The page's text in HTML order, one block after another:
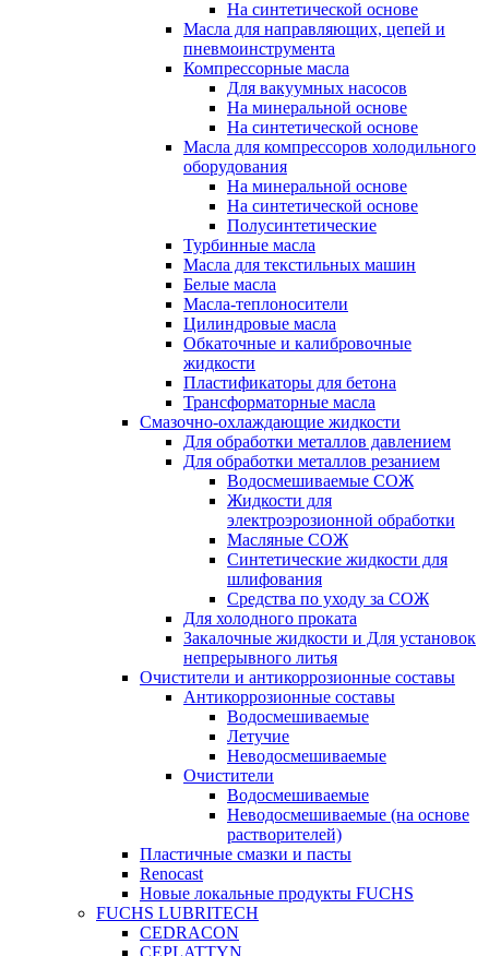
На синтетической основе
Масла для направляющих, цепей и
пневмоинструмента
Компрессорные масла
Для вакуумных насосов
На минеральной основе
На синтетической основе
Масла для компрессоров холодильного
оборудования
На минеральной основе
На синтетической основе
Полусинтетические
Турбинные масла
Масла для текстильных машин
Белые масла
Масла-теплоносители
Цилиндровые масла
Обкаточные и калибровочные
жидкости
Пластификаторы для бетона
Трансформаторные масла
Смазочно-охлаждающие жидкости
Для обработки металлов давлением
Для обработки металлов резанием
Водосмешиваемые СОЖ
Жидкости для
электроэрозионной обработки
Масляные СОЖ
Синтетические жидкости для
шлифования
Средства по уходу за СОЖ
Для холодного проката
Закалочные жидкости и Для установок
непрерывного литья
Очистители и антикоррозионные составы
Антикоррозионные составы
Водосмешиваемые
Летучие
Неводосмешиваемые
Очистители
Водосмешиваемые
Неводосмешиваемые (на основе
растворителей)
Пластичные смазки и пасты
Renocast
Новые локальные продукты FUCHS
FUCHS LUBRITECH
CEDRACON
CEPLATTYN